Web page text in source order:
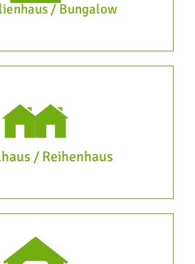
/ Bungalow
/ Reihenhaus